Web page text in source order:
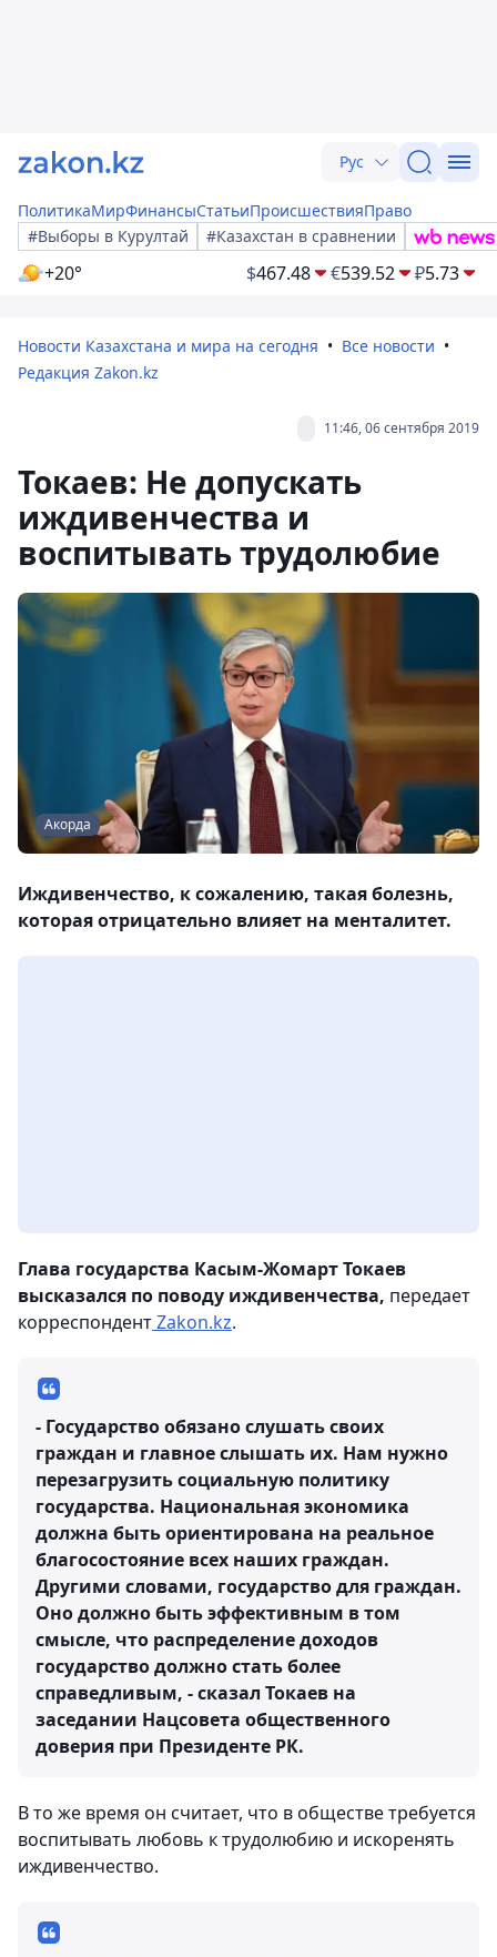
Рус
ПолитикаМирФинансыСтатьиПроисшествияПраво
#Выборы в Курултай
#Казахстан в сравнении
+20° $467.48 €539.52 ₽5.73
Новости Казахстана и мира на сегодня
Все новости
Редакция Zakon.kz
11:46, 06 сентября 2019
Токаев: Не допускать
иждивенчества и
воспитывать трудолюбие
Акорда
Иждивенчество, к сожалению, такая болезнь,
которая отрицательно влияет на менталитет.
Глава государства Касым-Жомарт Токаев
высказался по поводу иждивенчества, передает
корреспондентZakon.kz.
- Государство обязано слушать своих
граждан и главное слышать их. Нам нужно
перезагрузить социальную политику
государства. Национальная экономика
должна быть ориентирована на реальное
благосостояние всех наших граждан.
Другими словами, государство для граждан.
Оно должно быть эффективным в том
смысле, что распределение доходов
государство должно стать более
справедливым, - сказал Токаев на
заседании Нацсовета общественного
доверия при Президенте РК.
В то же время он считает, что в обществе требуется
воспитывать любовь к трудолюбию и искоренять
иждивенчество.